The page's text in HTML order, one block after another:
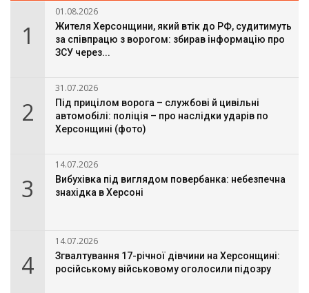
1
01.08.2026
Жителя Херсонщини, який втік до РФ, судитимуть
за співпрацю з ворогом: збирав інформацію про
ЗСУ через...
2
31.07.2026
Під прицілом ворога – службові й цивільні
автомобілі: поліція – про наслідки ударів по
Херсонщині (фото)
3
14.07.2026
Вибухівка під виглядом повербанка: небезпечна
знахідка в Херсоні
4
14.07.2026
Згвалтування 17-річної дівчини на Херсонщині:
російському військовому оголосили підозру